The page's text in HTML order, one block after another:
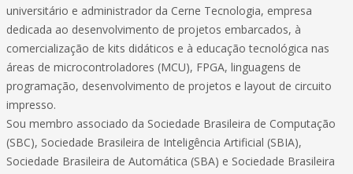
universitário e administrador da Cerne Tecnologia, empresa
dedicada ao desenvolvimento de projetos embarcados, à
comercialização de kits didáticos e à educação tecnológica nas
áreas de microcontroladores (MCU), FPGA, linguagens de
programação, desenvolvimento de projetos e layout de circuito
impresso.
Sou membro associado da Sociedade Brasileira de Computação
(SBC), Sociedade Brasileira de Inteligência Artificial (SBIA),
Sociedade Brasileira de Automática (SBA) e Sociedade Brasileira